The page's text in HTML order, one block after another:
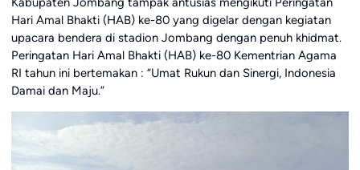
Hari Amal Bhakti (HAB) ke-80 yang digelar dengan kegiatan
upacara bendera di stadion Jombang dengan penuh khidmat.
Peringatan Hari Amal Bhakti (HAB) ke-80 Kementrian Agama
RI tahun ini bertemakan : “Umat Rukun dan Sinergi, Indonesia
Damai dan Maju.”